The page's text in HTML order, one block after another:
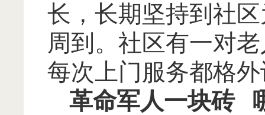
长，长期坚持到社
周到。社区有一对
每次上门服务都格
革命军人一块砖